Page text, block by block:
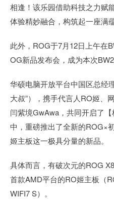
相逢！该乐园借助科技之力赋
体验精妙融合，构筑起一座满
此外，ROG于7月12日上午在
OG新品发布会，成为本次
华硕电脑开放平台中国区总经
大叔”），携手代言人RO姬、
闫紫境GwAwa，共同开启了
中，重磅推出了全新的ROG×
姬主板这一极具分量的新品。
具体而言，有破次元的ROG
首款AMD平台的RO姬主板（
WIFI7 S）。